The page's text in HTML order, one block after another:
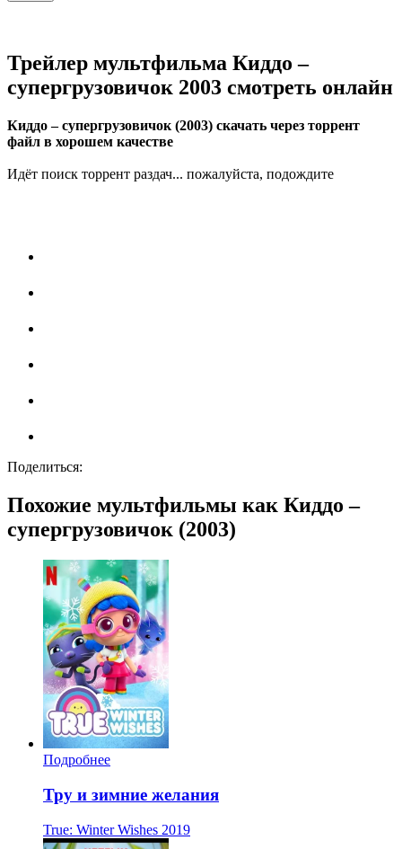
Трейлер мультфильма Киддо –
супергрузовичок 2003 смотреть онлайн
Киддо – супергрузовичок (2003) скачать через торрент
файл в хорошем качестве
Идёт поиск торрент раздач... пожалуйста, подождите
Поделиться:
Похожие мультфильмы как Киддо –
супергрузовичок (2003)
Подробнее
Тру и зимние желания
True: Winter Wishes 2019